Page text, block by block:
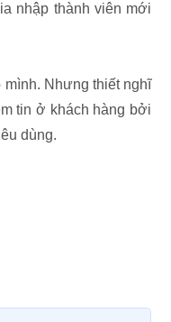
nhập thành viên mới
mình. Nhưng thiết nghĩ
tin ở khách hàng bởi
dùng.